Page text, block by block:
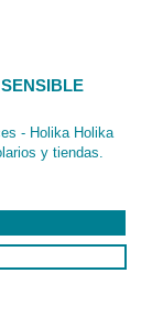
- Holika Holika
y tiendas.